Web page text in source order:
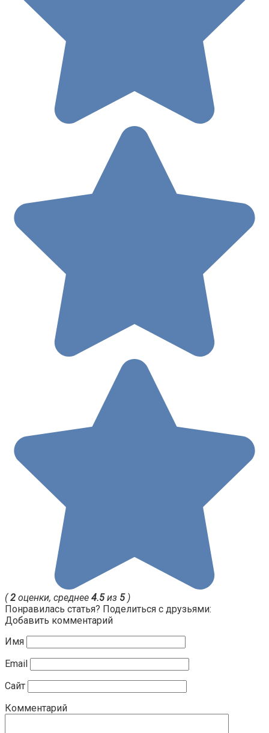
(2 оценки, среднее 4.5из 5)
Понравилась статья? Поделиться с друзьями:
Добавить комментарий
Имя
Email
Сайт
Комментарий